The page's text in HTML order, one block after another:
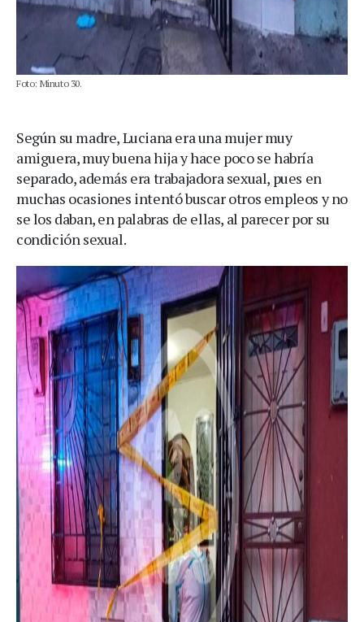
Foto: Minuto 30.
Según su madre, Luciana era una mujer muy
amiguera, muy buena hija y hace poco se habría
separado, además era trabajadora sexual, pues en
muchas ocasiones intentó buscar otros empleos y no
se los daban, en palabras de ellas, al parecer por su
condición sexual.